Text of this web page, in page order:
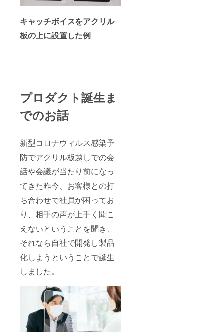
キャッチボイスをアクリル
板の上に設置した例
プロダクト誕生ま
でのお話
新型コロナウィルス感染予
防でアクリル板越しでの会
話や会議が当たり前になっ
てきた昨今、お客様との打
ち合わせで社員が困ってお
り、相手の声が上手く聞こ
えないということを聞き、
それなら自社で開発し製品
化しようということで誕生
しました。